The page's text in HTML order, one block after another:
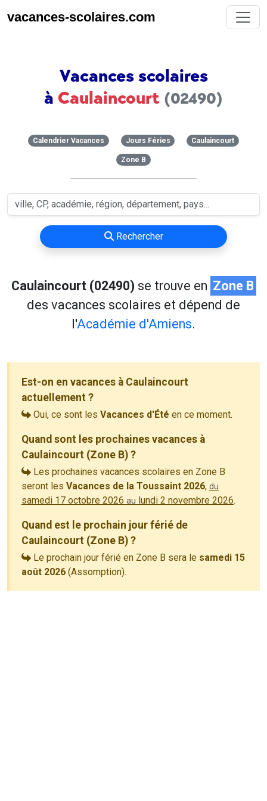
vacances-scolaires.com
Vacances scolaires
à Caulaincourt (02490)
Calendrier Vacances Jours Féries Caulaincourt
Zone B
Rechercher
Caulaincourt (02490) se trouve en Zone B
des vacances scolaires et dépend de
l'Académie d'Amiens.
Est-on en vacances à Caulaincourt
actuellement ?
Oui, ce sont les Vacances d'Été en ce moment.
Quand sont les prochaines vacances à
Caulaincourt (Zone B) ?
Les prochaines vacances scolaires en Zone B
seront les Vacances de la Toussaint 2026, du
samedi 17 octobre 2026 au lundi 2 novembre 2026.
Quand est le prochain jour férié de
Caulaincourt (Zone B) ?
Le prochain jour férié en Zone B sera le samedi 15
août 2026 (Assomption).